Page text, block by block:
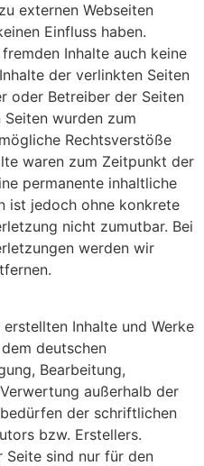
externen Webseiten
Einfluss haben.
Inhalte auch keine
der verlinkten Seiten
oder Betreiber der Seiten
wurden zum
Rechtsverstöße
waren zum Zeitpunkt der
permanente inhaltliche
ist jedoch ohne konkrete
nicht zumutbar. Bei
werden wir
Inhalte und Werke
deutschen
Bearbeitung,
außerhalb der
der schriftlichen
bzw. Erstellers.
Seite sind nur für den